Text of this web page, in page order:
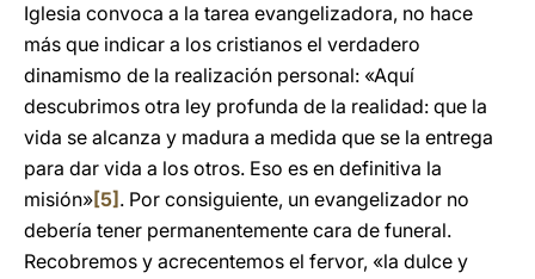
Iglesia convoca a la tarea evangelizadora, no hace
más que indicar a los cristianos el verdadero
dinamismo de la realización personal: «Aquí
descubrimos otra ley profunda de la realidad: que la
vida se alcanza y madura a medida que se la entrega
para dar vida a los otros. Eso es en definitiva la
misión»[5] . Por consiguiente, un evangelizador no
debería tener permanentemente cara de funeral.
Recobremos y acrecentemos el fervor, «la dulce y